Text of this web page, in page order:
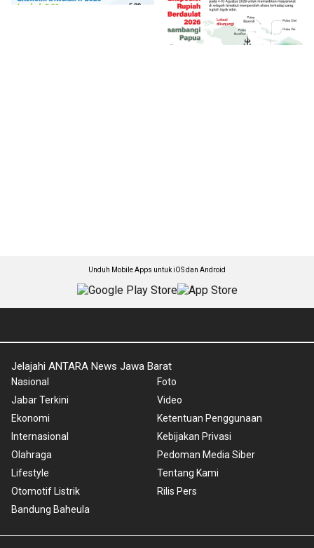
Unduh Mobile Apps untuk iOS dan Android
Jelajahi ANTARA News Jawa Barat
Nasional
Jabar Terkini
Ekonomi
Internasional
Olahraga
Lifestyle
Otomotif Listrik
Bandung Baheula
Foto
Video
Ketentuan Penggunaan
Kebijakan Privasi
Pedoman Media Siber
Tentang Kami
Rilis Pers